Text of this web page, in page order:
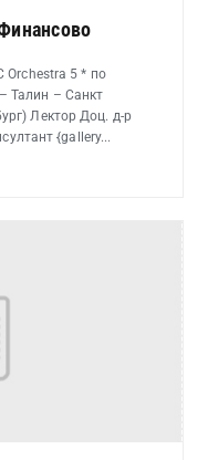
Orchestra 5 * по
Талин – Санкт
Лектор Доц. д-р
{gallery...